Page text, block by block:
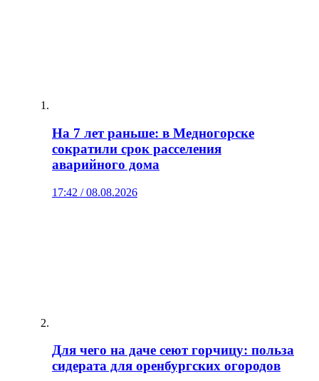
На 7 лет раньше: в Медногорске
сократили срок расселения
аварийного дома
17:42 / 08.08.2026
Для чего на даче сеют горчицу: польза
сидерата для оренбургских огородов